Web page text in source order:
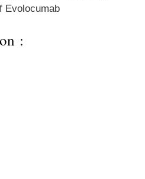
Evolocumab
: